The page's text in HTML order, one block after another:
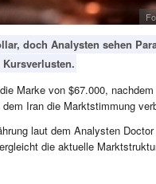
doch Analysten sehen
Marke von $67.000,
Iran die Marktstimmung
laut dem Analysten
die aktuelle